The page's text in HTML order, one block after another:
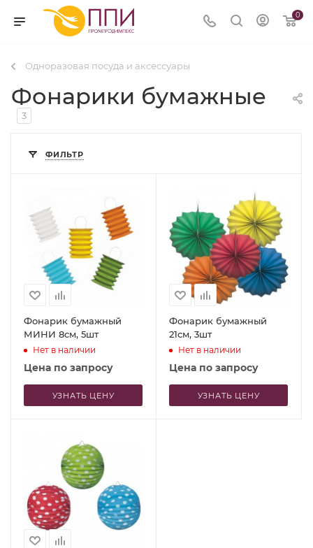
0
Одноразовая посуда и аксессуары
Фонарики бумажные
3
ФИЛЬТР
Фонарик бумажный
МИНИ 8см, 5шт
Нет в наличии
Цена по запросу
УЗНАТЬ ЦЕНУ
Фонарик бумажный
21см, 3шт
Нет в наличии
Цена по запросу
УЗНАТЬ ЦЕНУ